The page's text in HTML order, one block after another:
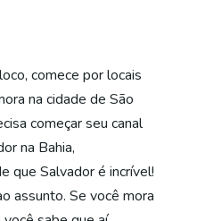
comece por locais
na cidade de São
começar seu canal
na Bahia,
que Salvador é incrível!
assunto. Se você mora